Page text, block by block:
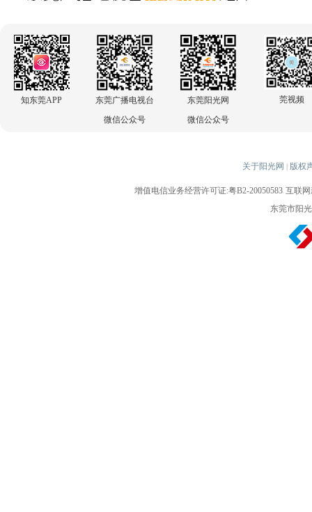
知东莞APP
东莞广播电视台
微信公众号
东莞阳光网
微信公众号
莞视频
关于阳光网 | 版权
增值电信业务经营许可证:粤B2-20050583 互联网
东莞市阳